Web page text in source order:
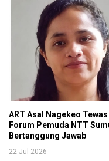
ART Asal Nagekeo
Forum Pemuda NTT
Bertanggung Jawab
22 Jul 2026